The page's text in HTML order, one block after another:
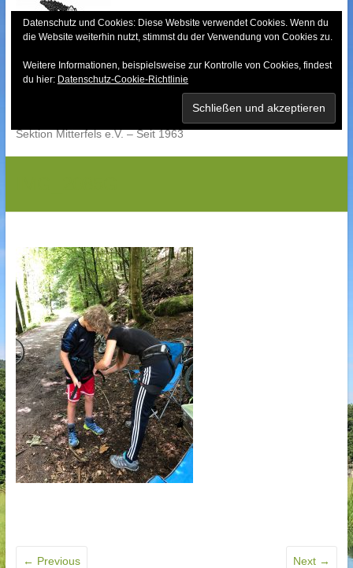
content
Bayerischer Wald-
Sektion Mitterfels e.V. – Seit 1963
← Previous Next →
Datenschutz und Cookies: Diese Website verwendet Cookies. Wenn du
die Website weiterhin nutzt, stimmst du der Verwendung von Cookies zu.
Weitere Informationen, beispielsweise zur Kontrolle von Cookies, findest
du hier: Datenschutz-Cookie-Richtlinie